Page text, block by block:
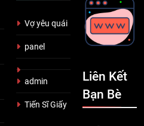
Vợ yêu quái
panel
admin
Tiến Sĩ Giấy
Liên Kết
Bạn Bè